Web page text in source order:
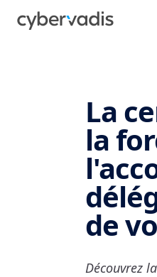
La
la
de
Découvrez